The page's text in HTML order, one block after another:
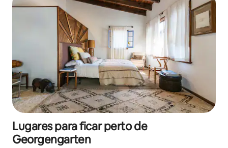
Lugares para ficar perto de
Georgengarten